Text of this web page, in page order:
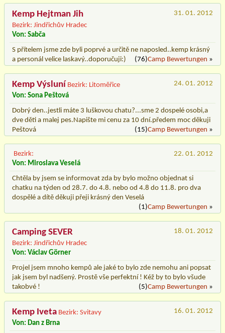
Kemp Hejtman Jih
Bezirk: Jindřichův Hradec
31. 01. 2012
Von: Sabča
S přítelem jsme zde byli poprvé a určitě ne naposled..kemp krásný
a personál velice laskavý..doporučuji:)
(76)Camp Bewertungen »
Kemp Výsluní Bezirk: Litoměřice
24. 01. 2012
Von: Sona Peštová
Dobrý den..jestli máte 3 luškovou chatu?...sme 2 dospelé osobi,a
dve děti a malej pes.Napište mi cenu za 10 dní.předem moc děkuji
Peštová
(15)Camp Bewertungen »
Bezirk:
22. 01. 2012
Von: Miroslava Veselá
Chtěla by jsem se informovat zda by bylo možno objednat si
chatku na týden od 28.7. do 4.8. nebo od 4.8 do 11.8. pro dva
dospělé a dítě děkuji přeji krásný den Veselá
(1)Camp Bewertungen »
Camping SEVER
Bezirk: Jindřichův Hradec
18. 01. 2012
Von: Václav Görner
Projel jsem mnoho kempů ale jaké to bylo zde nemohu ani popsat
jak jsem byl nadšený. Prostě vše perfektní ! Kéž by to bylo všude
takobvé !
(5)Camp Bewertungen »
Kemp Iveta Bezirk: Svitavy
16. 01. 2012
Von: Dan z Brna